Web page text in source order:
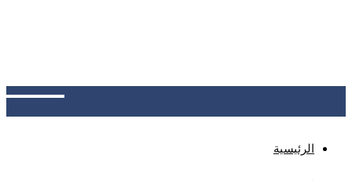
الرئيسية